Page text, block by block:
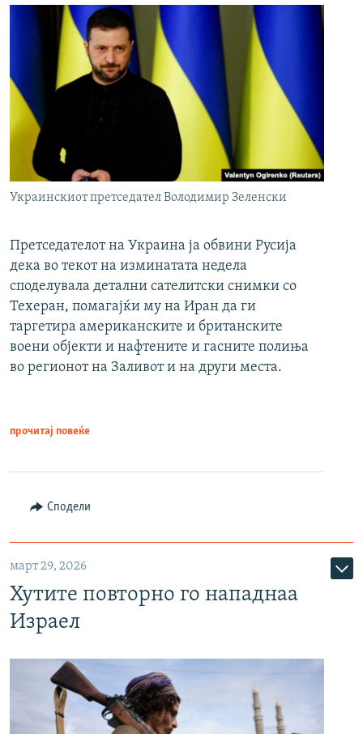
Украинскиот претседател Володимир Зеленски
Претседателот на Украина ја обвини Русија
дека во текот на изминатата недела
споделувала детални сателитски снимки со
Техеран, помагајќи му на Иран да ги
таргетира американските и британските
воени објекти и нафтените и гасните полиња
во регионот на Заливот и на други места.
прочитај повеќе
Сподели
март 29, 2026
Хутите повторно го нападнаа
Израел